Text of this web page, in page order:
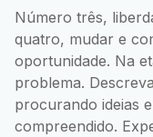
Número três,
quatro, mudar e
oportunidade. Na
problema.
procurando ideias
compreendido.